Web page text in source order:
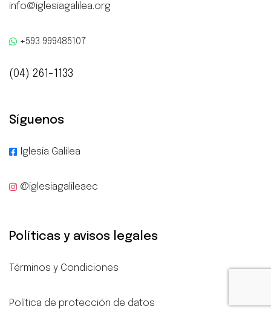
info@iglesiagalilea.org
+593 999485107
(04) 261-1133
Síguenos
Iglesia Galilea
@iglesiagalileaec
Políticas y avisos legales
Términos y Condiciones
Política de protección de datos